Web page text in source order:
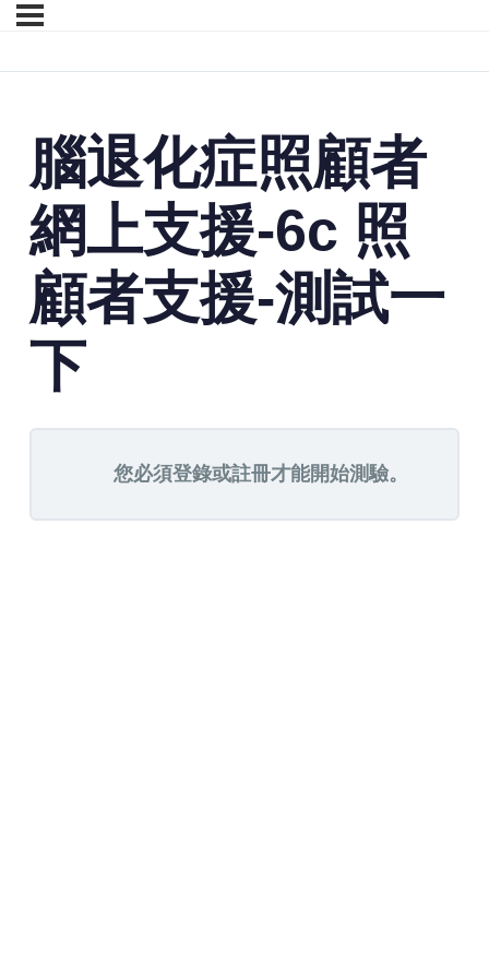
腦退化症照顧者
網上支援-6c 照
顧者支援-測試一
下
您必須登錄或註冊才能開始測驗。